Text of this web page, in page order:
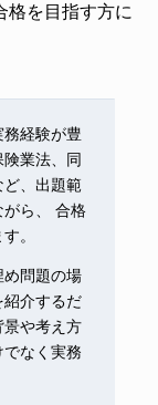
格を目指す方に
経験が豊
業法、同
、出題範
がら、 合格
。
め問題の場
紹介するだ
景や考え方
なく実務